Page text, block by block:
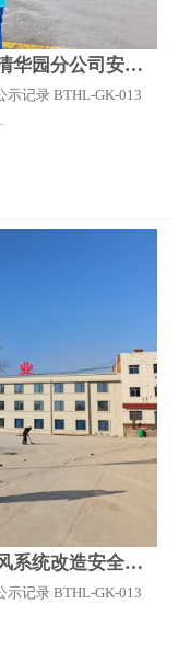
河南联合汇弘能源发展有限公司清华园分公司安全现状评价
示记录 BTHL-GK-013
河南宏基煤业有限公司炭煤井通风系统改造安全预评价报告
示记录 BTHL-GK-013